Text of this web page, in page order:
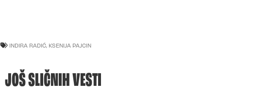
INDIRA RADIĆ, KSENIJA PAJCIN
JOŠ SLIČNIH VESTI